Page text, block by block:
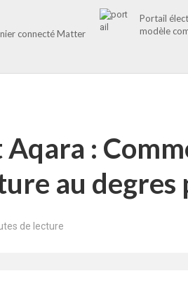
connecté Matter
Portail
modèle
:
au degres
de lecture